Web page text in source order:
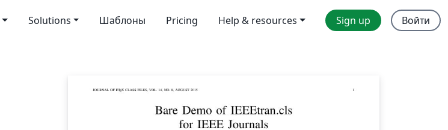
Solutions Шаблоны Pricing Help & resources Sign up Войти